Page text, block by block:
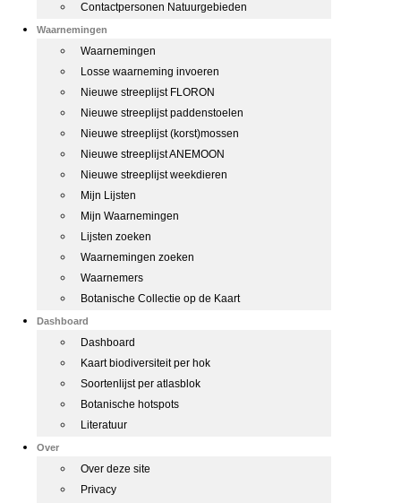
Contactpersonen Natuurgebieden
Waarnemingen
Waarnemingen
Losse waarneming invoeren
Nieuwe streeplijst FLORON
Nieuwe streeplijst paddenstoelen
Nieuwe streeplijst (korst)mossen
Nieuwe streeplijst ANEMOON
Nieuwe streeplijst weekdieren
Mijn Lijsten
Mijn Waarnemingen
Lijsten zoeken
Waarnemingen zoeken
Waarnemers
Botanische Collectie op de Kaart
Dashboard
Dashboard
Kaart biodiversiteit per hok
Soortenlijst per atlasblok
Botanische hotspots
Literatuur
Over
Over deze site
Privacy